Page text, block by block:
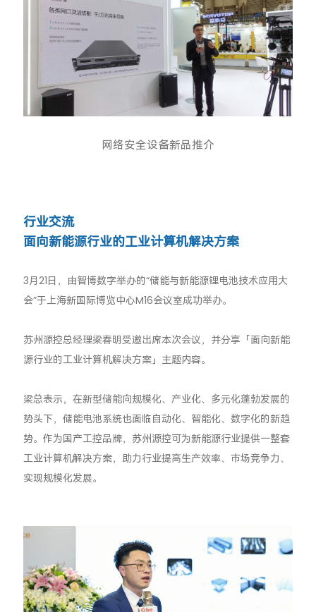
网络安全设备新品推介
行业交流
面向新能源行业的工业计算机解决方案
3月21日，由智博数字举办的“储能与新能源锂电池技术应用大
会”于上海新国际博览中心M16会议室成功举办。
苏州源控总经理梁春明受邀出席本次会议，并分享「面向新能
源行业的工业计算机解决方案」主题内容。
梁总表示，在新型储能向规模化、产业化、多元化蓬勃发展的
势头下，储能电池系统也面临自动化、智能化、数字化的新趋
势。作为国产工控品牌，苏州源控可为新能源行业提供一整套
工业计算机解决方案，助力行业提高生产效率、市场竞争力、
实现规模化发展。